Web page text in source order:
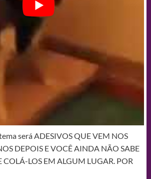
será ADESIVOS QUE VEM NOS
DEPOIS E VOCÊ AINDA NÃO SABE
COLÁ-LOS EM ALGUM LUGAR. POR